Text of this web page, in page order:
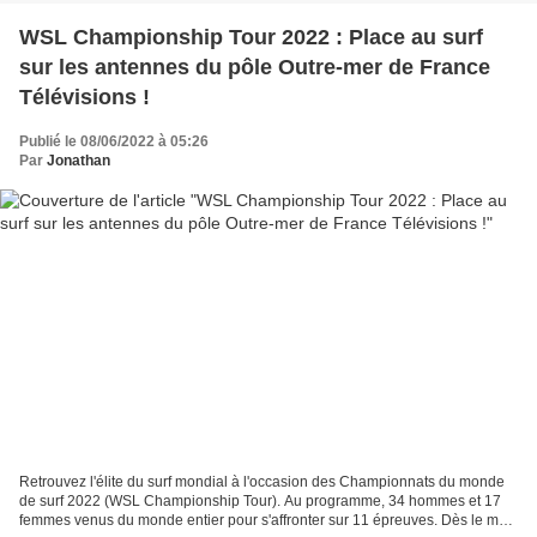
WSL Championship Tour 2022 : Place au surf
sur les antennes du pôle Outre-mer de France
Télévisions !
Publié le 08/06/2022 à 05:26
Par Jonathan
Retrouvez l'élite du surf mondial à l'occasion des Championnats du monde
de surf 2022 (WSL Championship Tour). Au programme, 34 hommes et 17
femmes venus du monde entier pour s'affronter sur 11 épreuves. Dès le mois